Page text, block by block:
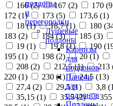
поддоны
и
перегородки
Душевые
поддоны
Карнизы
для
поддонов
Панели
для
поддонов
166 (2) 167 (2) 170 (
172 (1) 173 (5) 173,6 (1)
18 (1) 18,7 (1) 180 (
183 (2) 184 (3) 185 (3)
19 (1) 19,8 (1) 190 (
195 (1) 198 (2) 20 (1)
208 (2) 212,5 (1) 213
220 (1) 230 (1) 24,5 (13)
27,4 (2) 29,5 (1) 3,8 (1
35,15 (1) 35,5 (2)